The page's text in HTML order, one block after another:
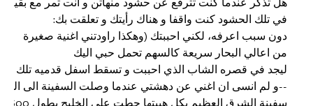
في تلك الحشود كنت واقفا و هناك رأيتك و تعلقت بك: